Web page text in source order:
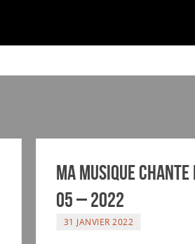
Ma musique
05 – 2022
31 JANVIER 2022